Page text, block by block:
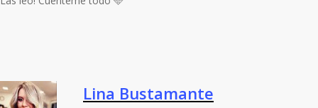
Lina Bustamante